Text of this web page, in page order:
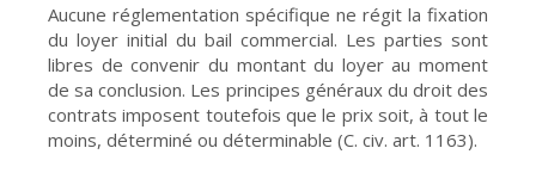
Aucune réglementation spécifique ne régit la fixation
du loyer initial du bail commercial. Les parties sont
libres de convenir du montant du loyer au moment
de sa conclusion. Les principes généraux du droit des
contrats imposent toutefois que le prix soit, à tout le
moins, déterminé ou déterminable (C. civ. art. 1163).